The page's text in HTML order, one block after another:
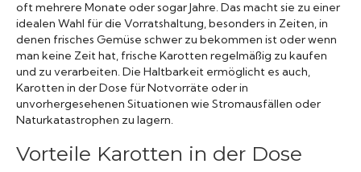
oft mehrere Monate oder sogar Jahre. Das macht sie zu einer
idealen Wahl für die Vorratshaltung, besonders in Zeiten, in
denen frisches Gemüse schwer zu bekommen ist oder wenn
man keine Zeit hat, frische Karotten regelmäßig zu kaufen
und zu verarbeiten. Die Haltbarkeit ermöglicht es auch,
Karotten in der Dose für Notvorräte oder in
unvorhergesehenen Situationen wie Stromausfällen oder
Naturkatastrophen zu lagern.
Vorteile Karotten in der Dose